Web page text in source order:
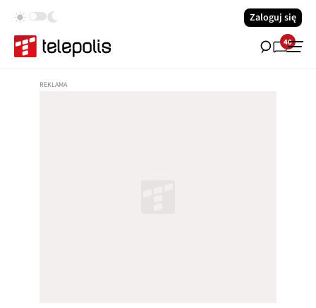
Zaloguj się
40